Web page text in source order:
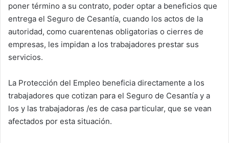
poner término a su contrato, poder optar a beneficios que
entrega el Seguro de Cesantía, cuando los actos de la
autoridad, como cuarentenas obligatorias o cierres de
empresas, les impidan a los trabajadores prestar sus
servicios.
La Protección del Empleo beneficia directamente a los
trabajadores que cotizan para el Seguro de Cesantía y a
los y las trabajadoras /es de casa particular, que se vean
afectados por esta situación.